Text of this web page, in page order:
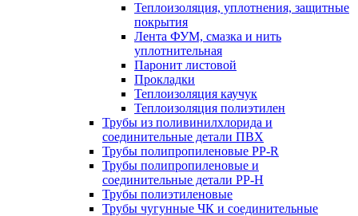
Теплоизоляция, уплотнения, защитные
покрытия
Лента ФУМ, смазка и нить
уплотнительная
Паронит листовой
Прокладки
Теплоизоляция каучук
Теплоизоляция полиэтилен
Трубы из поливинилхлорида и
соединительные детали ПВХ
Трубы полипропиленовые PP-R
Трубы полипропиленовые и
соединительные детали PP-H
Трубы полиэтиленовые
Трубы чугунные ЧК и соединительные